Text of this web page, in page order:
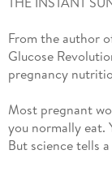
From the author
Glucose
pregnancy
Most pregnant
you normally eat.
But science tells